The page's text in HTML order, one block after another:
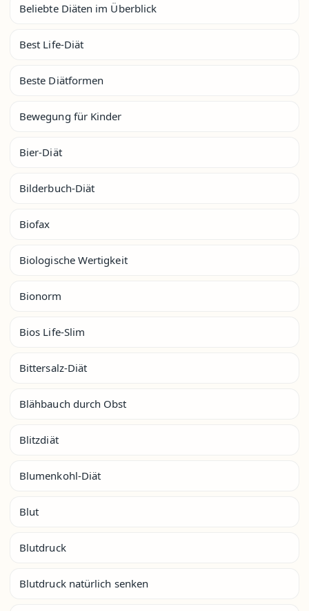
Beliebte Diäten im Überblick
Best Life-Diät
Beste Diätformen
Bewegung für Kinder
Bier-Diät
Bilderbuch-Diät
Biofax
Biologische Wertigkeit
Bionorm
Bios Life-Slim
Bittersalz-Diät
Blähbauch durch Obst
Blitzdiät
Blumenkohl-Diät
Blut
Blutdruck
Blutdruck natürlich senken